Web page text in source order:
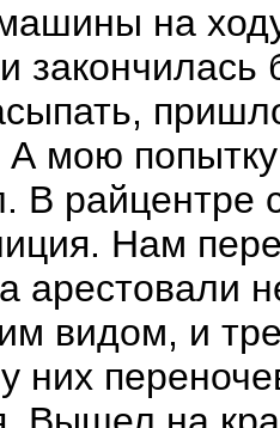
на
А мою
В райцентре
Нам
арестовали
видом, и
них